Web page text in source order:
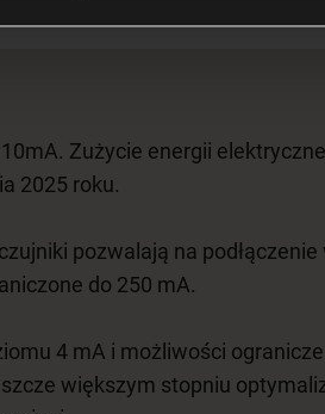
Zużycie energii
2025 roku.
pozwalają na
do 250 mA.
4 mA i możliwości
większym stopniu